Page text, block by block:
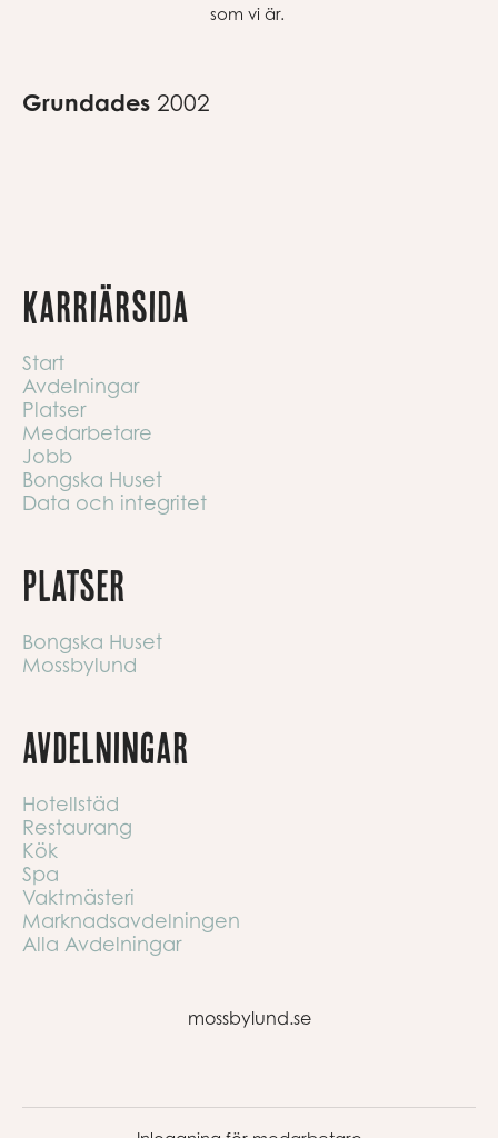
som vi är.
Grundades 2002
Karriärsida
Start
Avdelningar
Platser
Medarbetare
Jobb
Bongska Huset
Data och integritet
Platser
Bongska Huset
Mossbylund
Avdelningar
Hotellstäd
Restaurang
Kök
Spa
Vaktmästeri
Marknadsavdelningen
Alla Avdelningar
mossbylund.se